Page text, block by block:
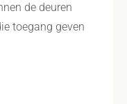
de deuren
toegang geven